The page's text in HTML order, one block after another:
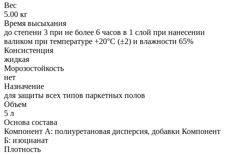
Вес
5.00 кг
Время высыхания
до степени 3 при не более 6 часов в 1 слой при нанесении
валиком при температуре +20°C (±2) и влажности 65%
Консистенция
жидкая
Морозостойкость
нет
Назначение
для защиты всех типов паркетных полов
Объем
5 л
Основа состава
Компонент А: полиуретановая дисперсия, добавки Компонент
Б: изоцианат
Плотность